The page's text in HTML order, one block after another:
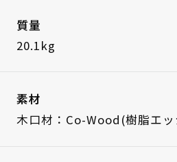
質量
20.1kg
素材
木口材：Co-Wood(樹脂エッ